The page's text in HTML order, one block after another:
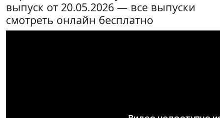
выпуск от 20.05.2026 — все выпуски
смотреть онлайн бесплатно